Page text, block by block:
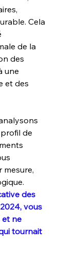
Cela
de la
des
une
et des
de
des
vous
et ne
tournait